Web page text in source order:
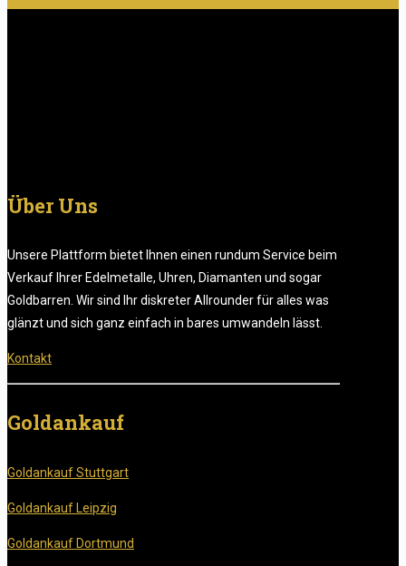
Über Uns
Unsere Plattform bietet Ihnen einen rundum Service beim
Verkauf Ihrer Edelmetalle, Uhren, Diamanten und sogar
Goldbarren. Wir sind Ihr diskreter Allrounder für alles was
glänzt und sich ganz einfach in bares umwandeln lässt.
Kontakt
Goldankauf
Goldankauf Stuttgart
Goldankauf Leipzig
Goldankauf Dortmund